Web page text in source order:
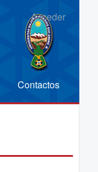
Acceder
Contactos